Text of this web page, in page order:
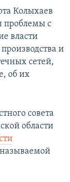
Колыхаев
проблемы с
власти
и
сетей,
об их
совета
области